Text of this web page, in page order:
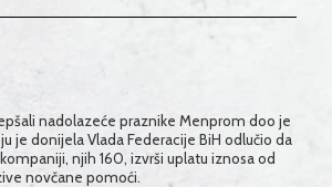
nadolazeće praznike Menprom doo je
je donijela Vlada Federacije BiH odlučio da
njih 160, izvrši uplatu iznosa od
novčane pomoći.